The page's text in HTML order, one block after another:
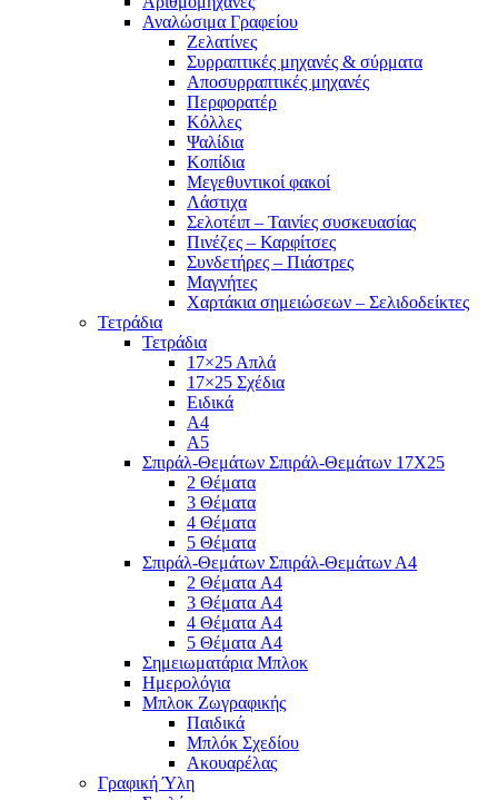
Αναλώσιμα Γραφείου
Ζελατίνες
Συρραπτικές μηχανές & σύρματα
Αποσυρραπτικές μηχανές
Περφορατέρ
Κόλλες
Ψαλίδια
Κοπίδια
Μεγεθυντικοί φακοί
Λάστιχα
Σελοτέιπ – Ταινίες συσκευασίας
Πινέζες – Καρφίτσες
Συνδετήρες – Πιάστρες
Μαγνήτες
Χαρτάκια σημειώσεων – Σελιδοδείκτες
Τετράδια
Τετράδια
17×25 Απλά
17×25 Σχέδια
Ειδικά
Α4
Α5
Σπιράλ-Θεμάτων Σπιράλ-Θεμάτων 17Χ25
2 Θέματα
3 Θέματα
4 Θέματα
5 Θέματα
Σπιράλ-Θεμάτων Σπιράλ-Θεμάτων Α4
2 Θέματα A4
3 Θέματα A4
4 Θέματα A4
5 Θέματα A4
Σημειωματάρια Μπλοκ
Ημερολόγια
Μπλοκ Ζωγραφικής
Παιδικά
Μπλόκ Σχεδίου
Ακουαρέλας
Γραφική Ύλη